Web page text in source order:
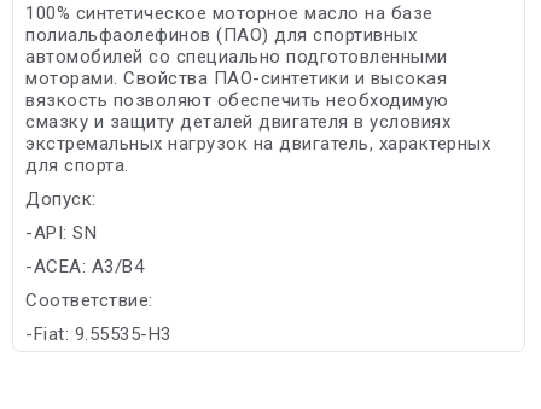
100% синтетическое моторное масло на базе
полиальфаолефинов (ПАО) для спортивных
автомобилей со специально подготовленными
моторами. Свойства ПАО-синтетики и высокая
вязкость позволяют обеспечить необходимую
смазку и защиту деталей двигателя в условиях
экстремальных нагрузок на двигатель, характерных
для спорта.
Допуск:
-API: SN
-ACEA: A3/B4
Соответствие:
-Fiat: 9.55535-H3